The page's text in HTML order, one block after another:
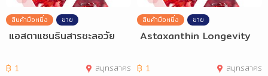
สินค้ามือหนึ่ง ขาย
แอสตาแซนธินสารชะลอวัย
฿ 1 สมุทรสาคร
สินค้ามือหนึ่ง ขาย
Astaxanthin Longevity
฿ 1 สมุทรสาคร